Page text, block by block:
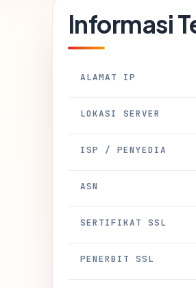
Informasi
ALAMAT IP
LOKASI SERVER
ISP / PENYEDIA
ASN
SERTIFIKAT SSL
PENERBIT SSL